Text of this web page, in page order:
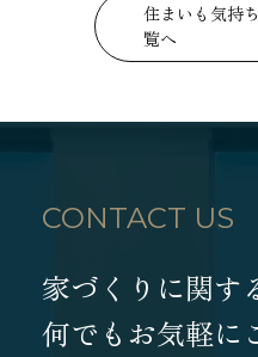
住まいも気持
覧へ
CONTACT US
家づくりに関す
何でもお気軽に